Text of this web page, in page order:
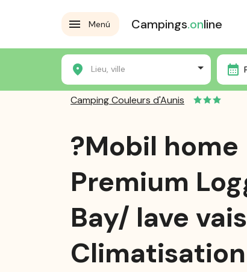
Menú Campings.online
Lieu, ville
Home Les campings Camping Couleurs
Camping Couleurs d'Aunis
?Mobil home
Premium
Bay/ lave
Climatisation